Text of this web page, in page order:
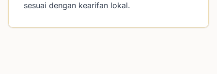
sesuai dengan kearifan lokal.